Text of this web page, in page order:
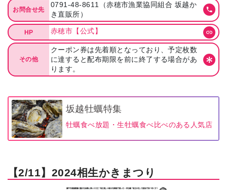
お問合せ先
0791-48-8611（赤穂市漁業協同組合 坂越か
き直販所）
HP 赤穂市【公式】
その他
クーポン券は先着順となっており、予定枚数
に達すると配布期限を前に終了する場合があ
ります。
坂越牡蠣特集
牡蠣食べ放題・生牡蠣食べ比べのある人気店
【2/11】2024相生かきまつり